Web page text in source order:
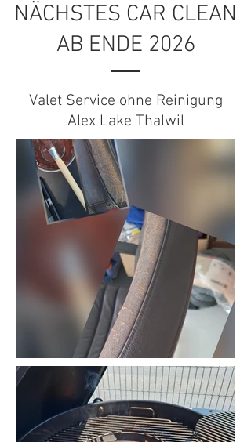
Herzlichen Dank für Ihre Besuche bei
Car Clean Hanegg.
Doch leider war es Zeit den Standort zu
schliessen. Ein neuer Standort in der
Nähe wird hoffentlich, bald eröffnet. Der
definitive Standort in Au-Wädenswil, hat
der Bau begonnen und ist im
NÄCHSTES CAR CLEAN
AB ENDE 2026
Valet Service ohne Reinigung
Alex Lake Thalwil